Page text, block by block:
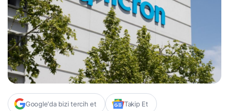
Google'da bizi tercih et Takip Et